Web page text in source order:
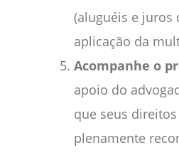
(aluguéis e juros
aplicação da
Acompanhe o
apoio do
que seus
plenamente